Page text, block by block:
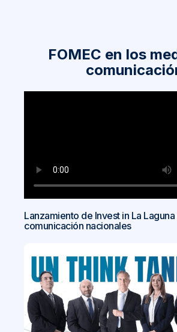
FOMEC en los
Lanzamiento de Invest in La
comunicación nacionales